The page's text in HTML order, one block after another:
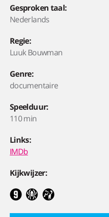
Gesproken taal:
Nederlands
Regie:
Luuk Bouwman
Genre:
documentaire
Speelduur:
110 min
Links:
IMDb
Kijkwijzer: